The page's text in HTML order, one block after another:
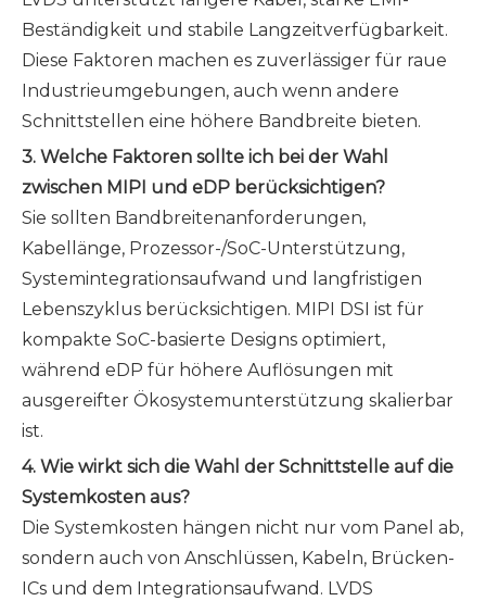
Beständigkeit und stabile Langzeitverfügbarkeit.
Diese Faktoren machen es zuverlässiger für raue
Industrieumgebungen, auch wenn andere
Schnittstellen eine höhere Bandbreite bieten.
3. Welche Faktoren sollte ich bei der Wahl
zwischen MIPI und eDP berücksichtigen?
Sie sollten Bandbreitenanforderungen,
Kabellänge, Prozessor-/SoC-Unterstützung,
Systemintegrationsaufwand und langfristigen
Lebenszyklus berücksichtigen. MIPI DSI ist für
kompakte SoC-basierte Designs optimiert,
während eDP für höhere Auflösungen mit
ausgereifter Ökosystemunterstützung skalierbar
ist.
4. Wie wirkt sich die Wahl der Schnittstelle auf die
Systemkosten aus?
Die Systemkosten hängen nicht nur vom Panel ab,
sondern auch von Anschlüssen, Kabeln, Brücken-
ICs und dem Integrationsaufwand. LVDS